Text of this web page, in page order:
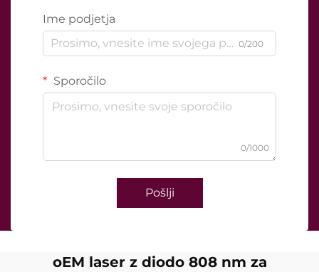
Ime podjetja
0/200
Sporočilo
0/1000
Pošlji
oEM laser z diodo 808 nm za